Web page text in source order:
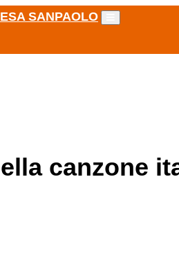
SANPAOLO
canzone